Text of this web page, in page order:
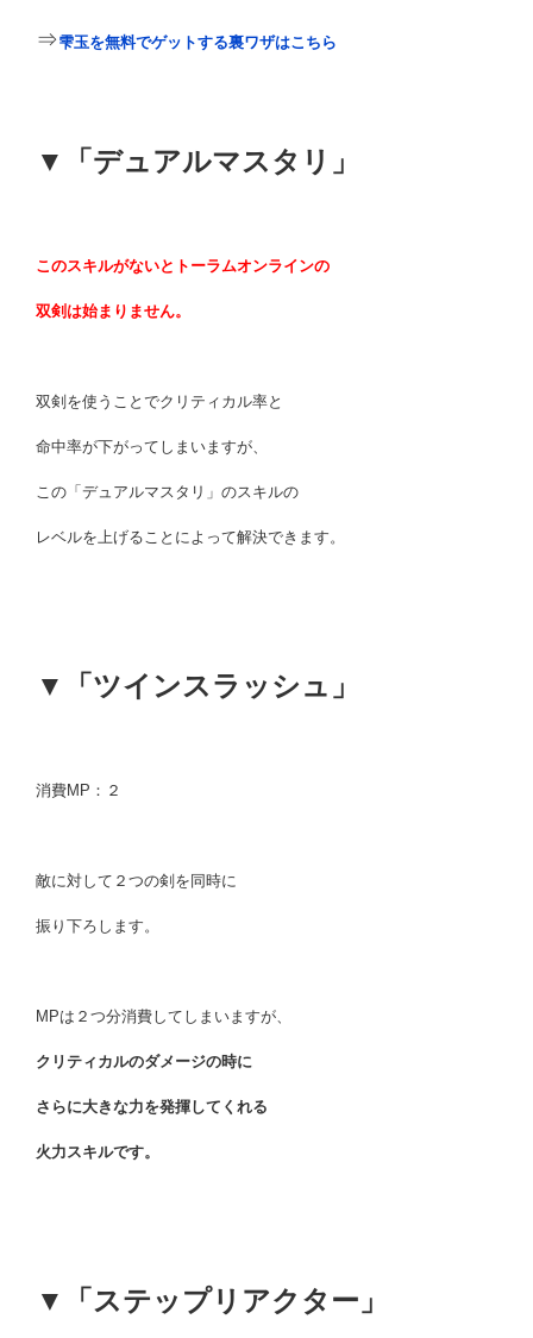
⇒雫玉を無料でゲットする裏ワザはこちら
▼「デュアルマスタリ」
このスキルがないとトーラムオンラインの
双剣は始まりません。
双剣を使うことでクリティカル率と
命中率が下がってしまいますが、
この「デュアルマスタリ」のスキルの
レベルを上げることによって解決できます。
▼「ツインスラッシュ」
消費MP：２
敵に対して２つの剣を同時に
振り下ろします。
MPは２つ分消費してしまいますが、
クリティカルのダメージの時に
さらに大きな力を発揮してくれる
火力スキルです。
▼「ステップリアクター」